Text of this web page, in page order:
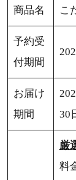
商品名 こ
予約受
付期間
お届け
期間
30
厳
料